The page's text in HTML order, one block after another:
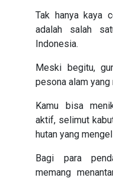
Tak hanya kaya
adalah salah
Indonesia.
Meski begitu,
pesona alam yang
Kamu bisa
aktif, selimut
hutan yang
Bagi para
memang